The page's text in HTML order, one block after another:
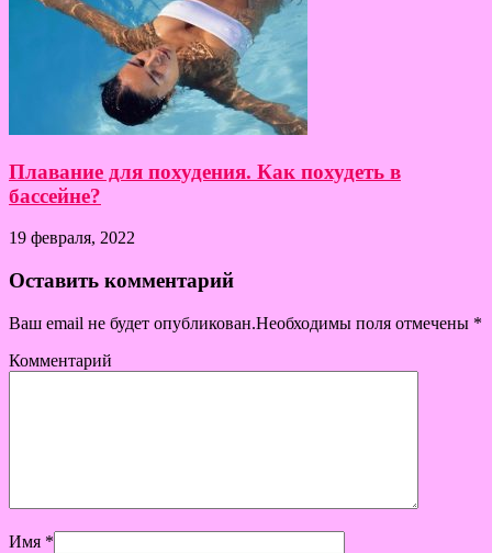
Плавание для похудения. Как похудеть в
бассейне?
19 февраля, 2022
Оставить комментарий
Ваш email не будет опубликован.Необходимы поля отмечены *
Комментарий
Имя *